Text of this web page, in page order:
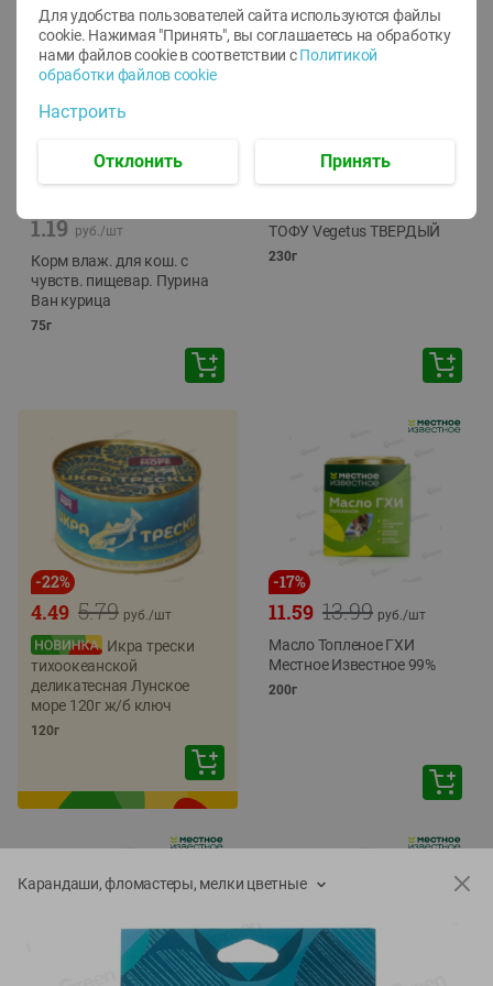
1.19 руб./шт
Корм влаж. для кош. с
чувств. пищевар. Пурина
Ван курица
75г
ТОФУ Vegetus ТВЕРДЫЙ
230г
-22%
5.79
4.49 руб./шт
Икра трески
тихоокеанской
деликатесная Лунское
море 120г ж/б ключ
120г
-17%
13.99
11.59 руб./шт
Масло Топленое ГХИ
Местное Известное 99%
200г
Карандаши, фломастеры, мелки цветные
Для удобства пользователей сайта используются файлы
cookie. Нажимая "Принять", вы соглашаетесь на обработку
нами файлов cookie в соответствии с Политикой
обработки файлов cookie
Настроить
Отклонить Принять